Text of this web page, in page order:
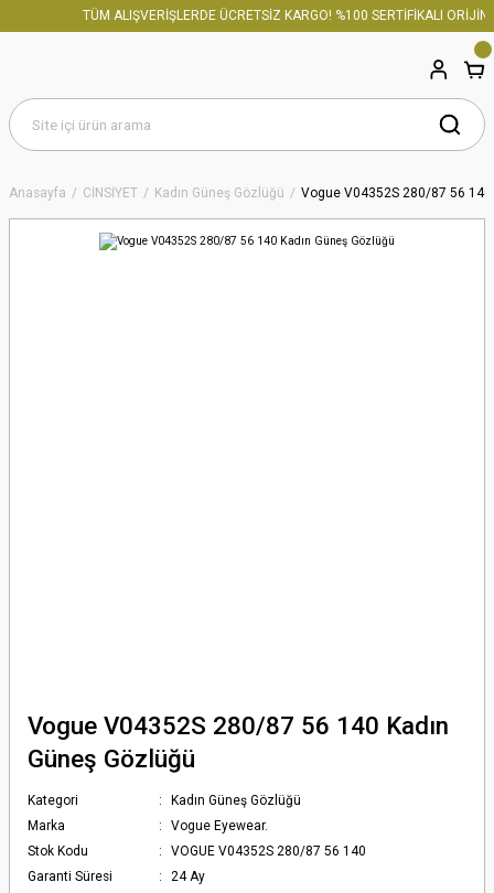
TÜM ALIŞVERİŞLERDE ÜCRETSİZ KARGO! %100 SERTİFİKALI
Anasayfa CİNSİYET Kadın Güneş Gözlüğü Vogue V04352S 280/87 56 140
Vogue V04352S 280/87 56 140 Kadın
Güneş Gözlüğü
Kategori
Kadın Güneş Gözlüğü
Marka
Vogue Eyewear.
Stok Kodu
VOGUE V04352S 280/87 56 140
Garanti Süresi
24 Ay